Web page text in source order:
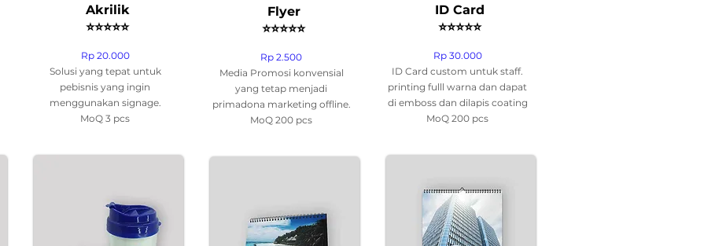
Akrilik
⭐⭐⭐⭐⭐
Rp 20.000
Solusi yang tepat untuk
pebisnis yang ingin
menggunakan signage.
MoQ 3 pcs
Flyer
⭐⭐⭐⭐⭐
Rp 2.500
Media Promosi konvensial
yang tetap menjadi
primadona marketing offline.
MoQ 200 pcs
ID Card
⭐⭐⭐⭐⭐
Rp 30.000
ID Card custom untuk staff.
printing fulll warna dan dapat
di emboss dan dilapis coating
MoQ 200 pcs